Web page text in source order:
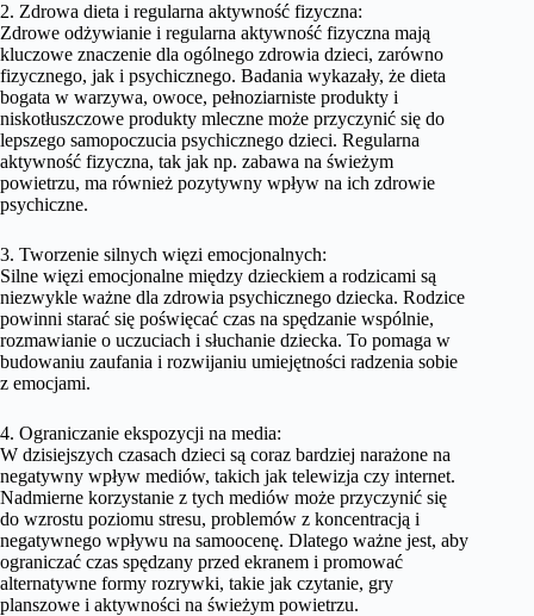
2. Zdrowa dieta i regularna aktywność fizyczna:
Zdrowe odżywianie i regularna aktywność fizyczna mają
kluczowe znaczenie dla ogólnego zdrowia dzieci, zarówno
fizycznego, jak i psychicznego. Badania wykazały, że dieta
bogata w warzywa, owoce, pełnoziarniste produkty i
niskotłuszczowe produkty mleczne może przyczynić się do
lepszego samopoczucia psychicznego dzieci. Regularna
aktywność fizyczna, tak jak np. zabawa na świeżym
powietrzu, ma również pozytywny wpływ na ich zdrowie
psychiczne.
3. Tworzenie silnych więzi emocjonalnych:
Silne więzi emocjonalne między dzieckiem a rodzicami są
niezwykle ważne dla zdrowia psychicznego dziecka. Rodzice
powinni starać się poświęcać czas na spędzanie wspólnie,
rozmawianie o uczuciach i słuchanie dziecka. To pomaga w
budowaniu zaufania i rozwijaniu umiejętności radzenia sobie
z emocjami.
4. Ograniczanie ekspozycji na media:
W dzisiejszych czasach dzieci są coraz bardziej narażone na
negatywny wpływ mediów, takich jak telewizja czy internet.
Nadmierne korzystanie z tych mediów może przyczynić się
do wzrostu poziomu stresu, problemów z koncentracją i
negatywnego wpływu na samoocenę. Dlatego ważne jest, aby
ograniczać czas spędzany przed ekranem i promować
alternatywne formy rozrywki, takie jak czytanie, gry
planszowe i aktywności na świeżym powietrzu.